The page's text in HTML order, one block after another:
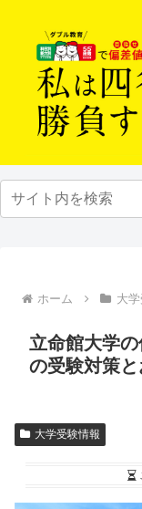
ホーム 大
立命館大学
の受験対策
大学受験情報